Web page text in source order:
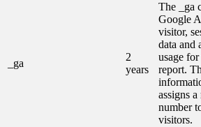
_ga
2
years
The _ga
Google
visitor,
data and
usage
report.
assigns
number
visitors.